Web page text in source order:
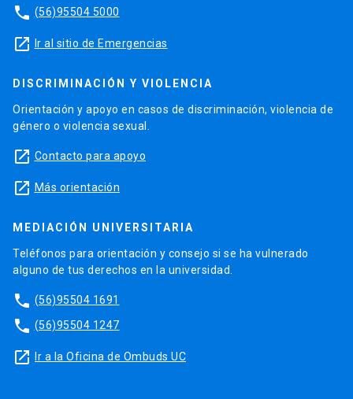
phone (56)95504 5000
launch Ir al sitio de Emergencias
DISCRIMINACIÓN Y VIOLENCIA
Orientación y apoyo en casos de discriminación, violencia de
género o violencia sexual.
launch Contacto para apoyo
launch Más orientación
MEDIACIÓN UNIVERSITARIA
Teléfonos para orientación y consejo si se ha vulnerado
alguno de tus derechos en la universidad.
phone (56)95504 1691
phone (56)95504 1247
launch Ir a la Oficina de Ombuds UC